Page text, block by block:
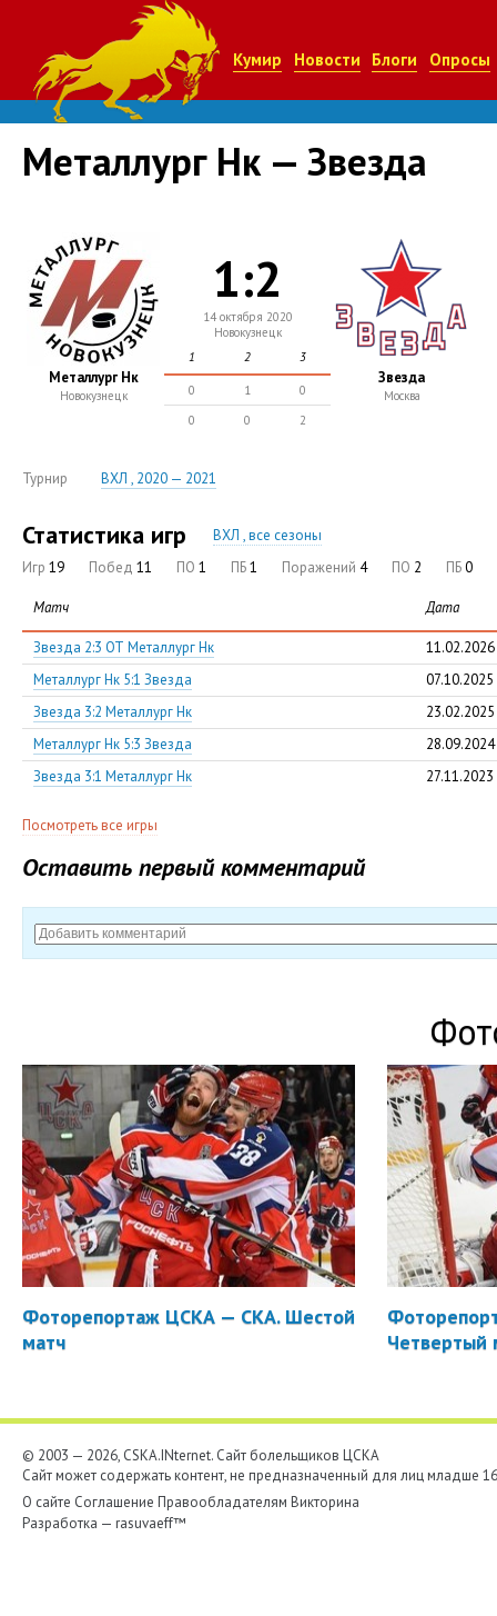
Кумир Новости Блоги Опросы
Металлург Нк — Звезда
Металлург Нк
Новокузнецк
1:2
14 октября 2020
Новокузнецк
1
2 3
0 1
0
0
0 2
Звезда
Москва
Турнир ВХЛ , 2020 — 2021
Статистика игр
ВХЛ , все сезоны
Игр 19 Побед 11 ПО 1 ПБ1 Поражений 4 ПО 2 ПБ0
Матч Дата
Звезда 2:3 ОТ Металлург Нк
11.02.2026
Металлург Нк 5:1 Звезда
07.10.2025
Звезда 3:2 Металлург Нк
23.02.2025
Металлург Нк 5:3 Звезда
28.09.2024
Звезда 3:1 Металлург Нк
27.11.2023
Посмотреть все игры
Оставить первый комментарий
Фоторепортаж ЦСКА — СКА. Шестой
матч
Четвертый
© 2003 — 2026, CSKA.INternet. Cайт болельщиков ЦСКА
Сайт может содержать контент, не предназначенный для лиц младше
О сайте Соглашение Правообладателям Викторина
Разработка — rasuvaeff™